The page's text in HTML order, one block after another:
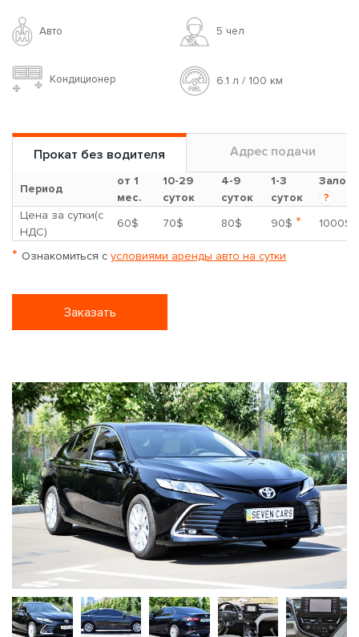
Авто 5 чел
Кондиционер 6.1 л / 100 км
Прокат без водителя Адрес подачи
Период
от 1
мес.
10-29
суток
4-9
суток
1-3
суток
Залог
?
Цена за сутки(с
НДС)
60$ 70$ 80$ 90$ * 1000$
* Ознакомиться с условиями аренды авто на сутки
Заказать